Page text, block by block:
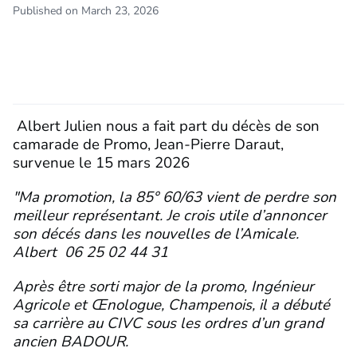
Published on March 23, 2026
Albert Julien nous a fait part du décès de son
camarade de Promo, Jean-Pierre Daraut,
survenue le 15 mars 2026
"Ma promotion, la 85° 60/63 vient de perdre son
meilleur représentant. Je crois utile d’annoncer
son décés dans les nouvelles de l’Amicale.
Albert 06 25 02 44 31
Après être sorti major de la promo, Ingénieur
Agricole et Œnologue, Champenois, il a débuté
sa carrière au CIVC sous les ordres d’un grand
ancien BADOUR.